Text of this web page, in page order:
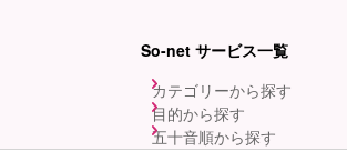
So-net サービス一覧
カテゴリーから探す
目的から探す
五十音順から探す